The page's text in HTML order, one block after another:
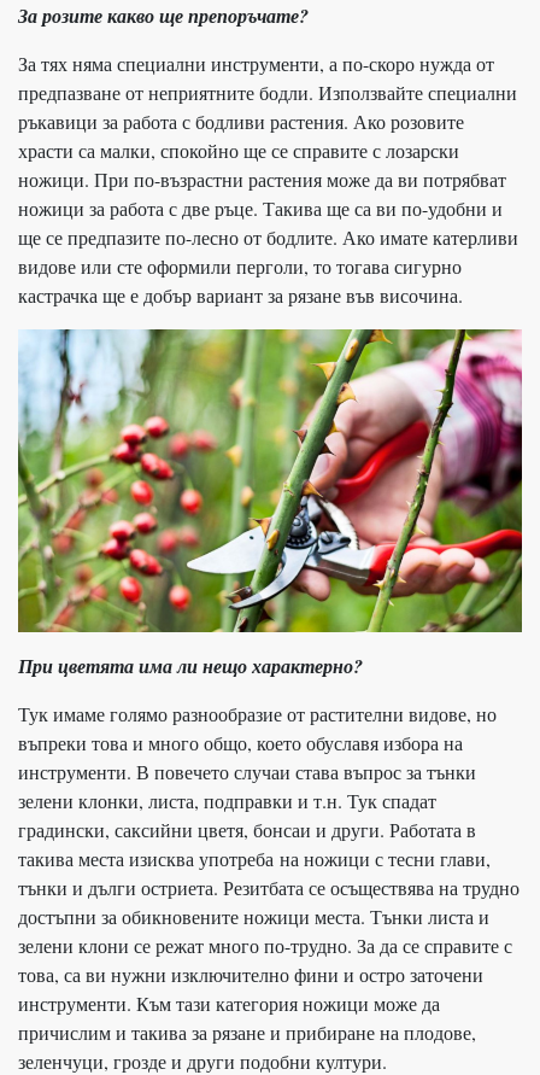
За розите какво ще препоръчате?
За тях няма специални инструменти, а по-скоро нужда от
предпазване от неприятните бодли. Използвайте специални
ръкавици за работа с бодливи растения. Ако розовите
храсти са малки, спокойно ще се справите с лозарски
ножици. При по-възрастни растения може да ви потрябват
ножици за работа с две ръце. Такива ще са ви по-удобни и
ще се предпазите по-лесно от бодлите. Ако имате катерливи
видове или сте оформили перголи, то тогава сигурно
кастрачка ще е добър вариант за рязане във височина.
При цветята има ли нещо характерно?
Тук имаме голямо разнообразие от растителни видове, но
въпреки това и много общо, което обуславя избора на
инструменти. В повечето случаи става въпрос за тънки
зелени клонки, листа, подправки и т.н. Тук спадат
градински, саксийни цветя, бонсаи и други. Работата в
такива места изисква употреба на ножици с тесни глави,
тънки и дълги остриета. Резитбата се осъществява на трудно
достъпни за обикновените ножици места. Тънки листа и
зелени клони се режат много по-трудно. За да се справите с
това, са ви нужни изключително фини и остро заточени
инструменти. Към тази категория ножици може да
причислим и такива за рязане и прибиране на плодове,
зеленчуци, грозде и други подобни култури.